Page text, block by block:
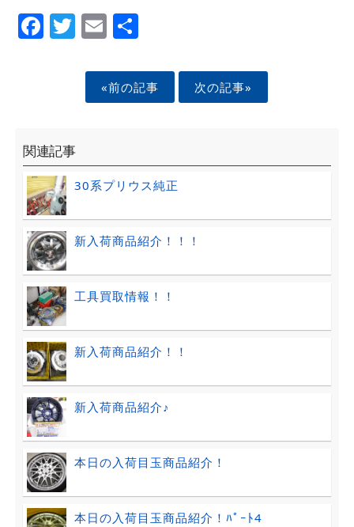
Facebook
Twitter
EmailShare
«前の記事 次の記事»
関連記事
30系プリウス純正
新入荷商品紹介！！！
工具買取情報！！
新入荷商品紹介！！
新入荷商品紹介♪
本日の入荷目玉商品紹介！
本日の入荷目玉商品紹介！ﾊﾟｰﾄ4